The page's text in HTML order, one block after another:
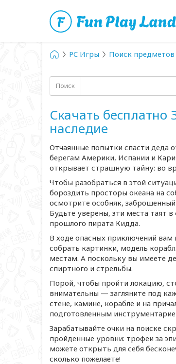
PC Игры Поиск предметов
Поиск
Скачать бесплатно
наследие
Отчаянные попытки спасти
берегам Америки, Испании и
открывает страшную тайну: во
Чтобы разобраться в этой
бороздить просторы океана на
осмотрите особняк,
Будьте уверены, эти места таят
прошлого пирата Кидда.
В ходе опасных приключений
собрать картинки, модель
местам. А поскольку вы имеете
спиртного и стрельбы.
Порой, чтобы пройти локацию,
внимательны — загляните под
стене, камине, корабле и на
подготовленным
Зарабатывайте очки на поиске
пройденные уровни: трофеи за
можете открыть для себя
сколько пожелаете!